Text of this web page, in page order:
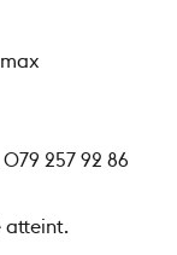
257 92 86
atteint.